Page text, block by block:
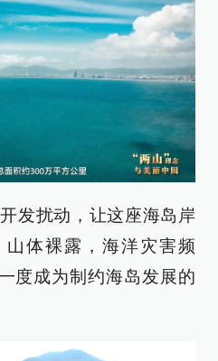
发扰动，让这座海岛岸
体裸露，海洋灾害频
度成为制约海岛发展的